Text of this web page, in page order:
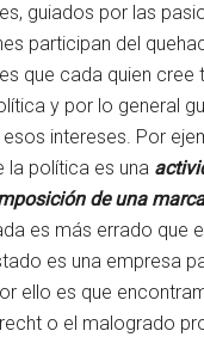
guiados por las
participan del
que cada quien cree
y por lo general
intereses. Por
la política es una
de una
es más errado que
es una empresa
ello es que
o el malogrado